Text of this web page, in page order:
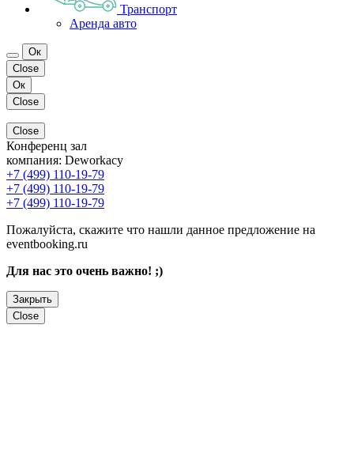
Транспорт
Аренда авто
Ок
Close
Ок
Close
Close
Конференц зал
компания: Deworkacy
+7 (499) 110-19-79
+7 (499) 110-19-79
+7 (499) 110-19-79
Пожалуйста, скажите что нашли данное предложение на
eventbooking.ru
Для нас это очень важно! ;)
Закрыть
Close